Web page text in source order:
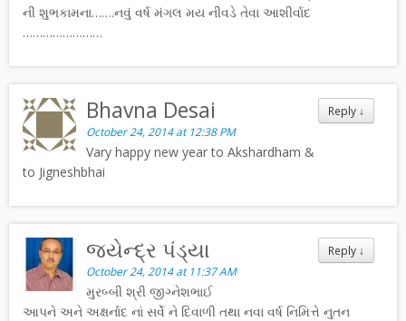
ની શુભકામના…….નવું વર્ષ મંગલ મય નીવડે તેવા આશીર્વાદ
……………………
Reply ↓
Bhavna Desai
October 24, 2014 at 12:38 PM
Vary happy new year to Akshardham &
to Jigneshbhai
Reply ↓
જયેન્દ્ર પંડ્યા
October 24, 2014 at 11:37 AM
મુરબ્બી શ્રી જીગ્નેશભાઈ
આપને અને અક્ષર્નાદ નાં સર્વે ને દિવાળી તથા નવા વર્ષ નિમિત્તે નુતન